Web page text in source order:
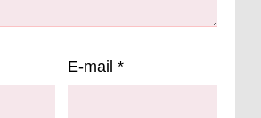
E-mail *